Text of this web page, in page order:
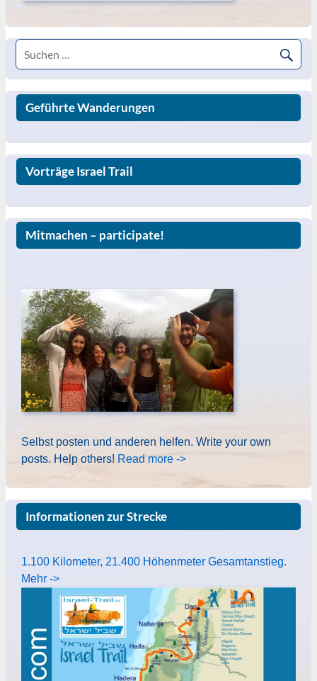
Geführte Wanderungen
Vorträge Israel Trail
Mitmachen – participate!
Selbst posten und anderen helfen. Write your own
posts. Help others! Read more ->
Informationen zur Strecke
1.100 Kilometer, 21.400 Höhenmeter Gesamtanstieg.
Mehr ->